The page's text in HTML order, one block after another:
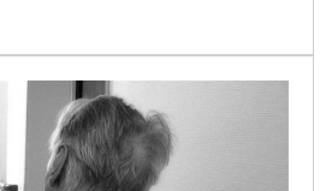
對此園方回應，因老師在進行母
善。台中市教育局表示已介入調
情事，將依法裁罰。